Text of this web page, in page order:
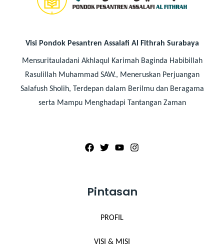
Visi Pondok Pesantren Assalafi Al Fithrah Surabaya
Mensuritauladani Akhlaqul Karimah Baginda Habibillah
Rasulillah Muhammad SAW., Meneruskan Perjuangan
Salafush Sholih, Terdepan dalam Berilmu dan Beragama
serta Mampu Menghadapi Tantangan Zaman
Pintasan
PROFIL
VISI & MISI